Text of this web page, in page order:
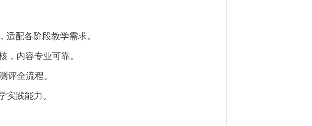
适配各阶段教学需求。
，内容专业可靠。
评全流程。
实践能力。